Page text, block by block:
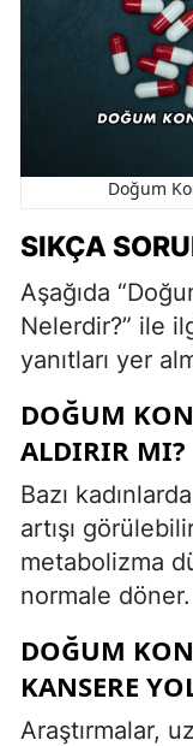
Doğum
SIKÇA
Aşağıda
Nelerdir?” ile
yanıtları yer
DOĞUM
ALDIRIR MI?
Bazı
artışı
metabolizma
normale döner.
DOĞUM
KANSERE
Araştırmalar,